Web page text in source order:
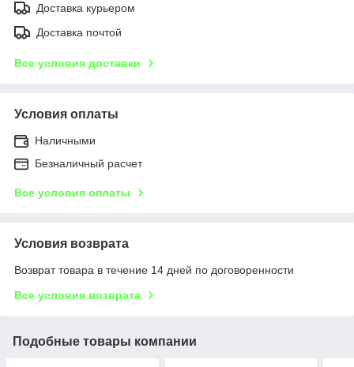
Доставка курьером
Доставка почтой
Все условия доставки
Условия оплаты
Наличными
Безналичный расчет
Все условия оплаты
Условия возврата
Возврат товара в течение 14 дней по договоренности
Все условия возврата
Подобные товары компании